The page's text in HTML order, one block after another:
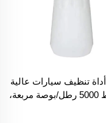
SPS أداة تنظيف سيارات عالية
الضغط 5000 رطل/بوصة مربعة،